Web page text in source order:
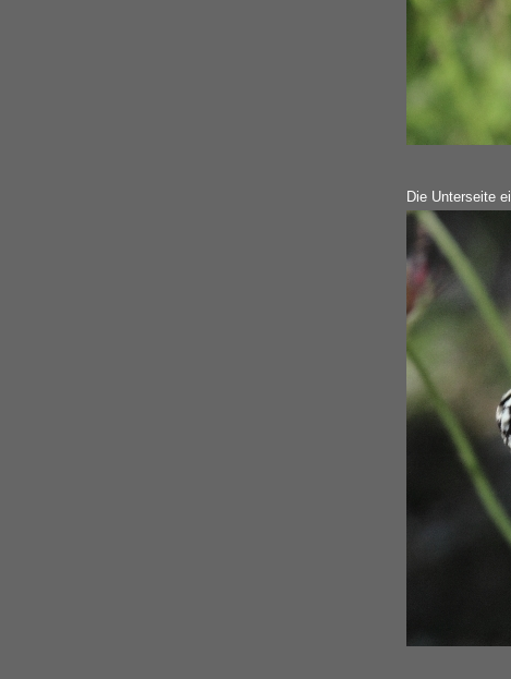
Die Unterseite